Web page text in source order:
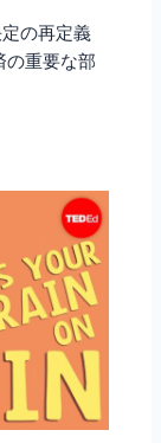
の再定義
の重要な部